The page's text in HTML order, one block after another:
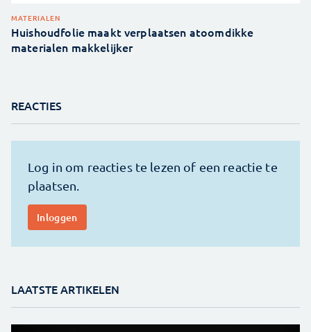
MATERIALEN
Huishoudfolie maakt verplaatsen atoomdikke
materialen makkelijker
REACTIES
LAATSTE ARTIKELEN